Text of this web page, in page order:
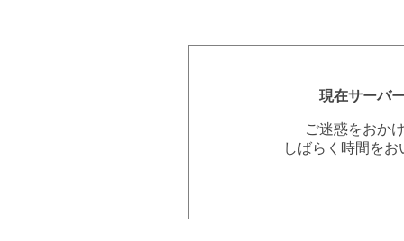
現在サーバ
ご迷惑をおか
しばらく時間を